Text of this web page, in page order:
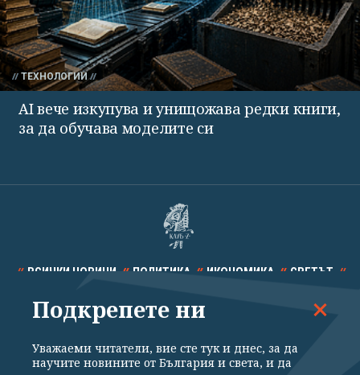
ТЕХНОЛОГИИ
AI вече изкупува и унищожава редки книги,
за да обучава моделите си
ВСИЧКИ НОВИНИ ПОЛИТИКА ИКОНОМИКА СВЕТЪТ
СПОРТ КУЛТУРА ТЕХНОЛОГИИ КАЛЕЙДОСКОП
Подкрепете ни
Уважаеми читатели, вие сте тук и днес, за да
научите новините от България и света, и да